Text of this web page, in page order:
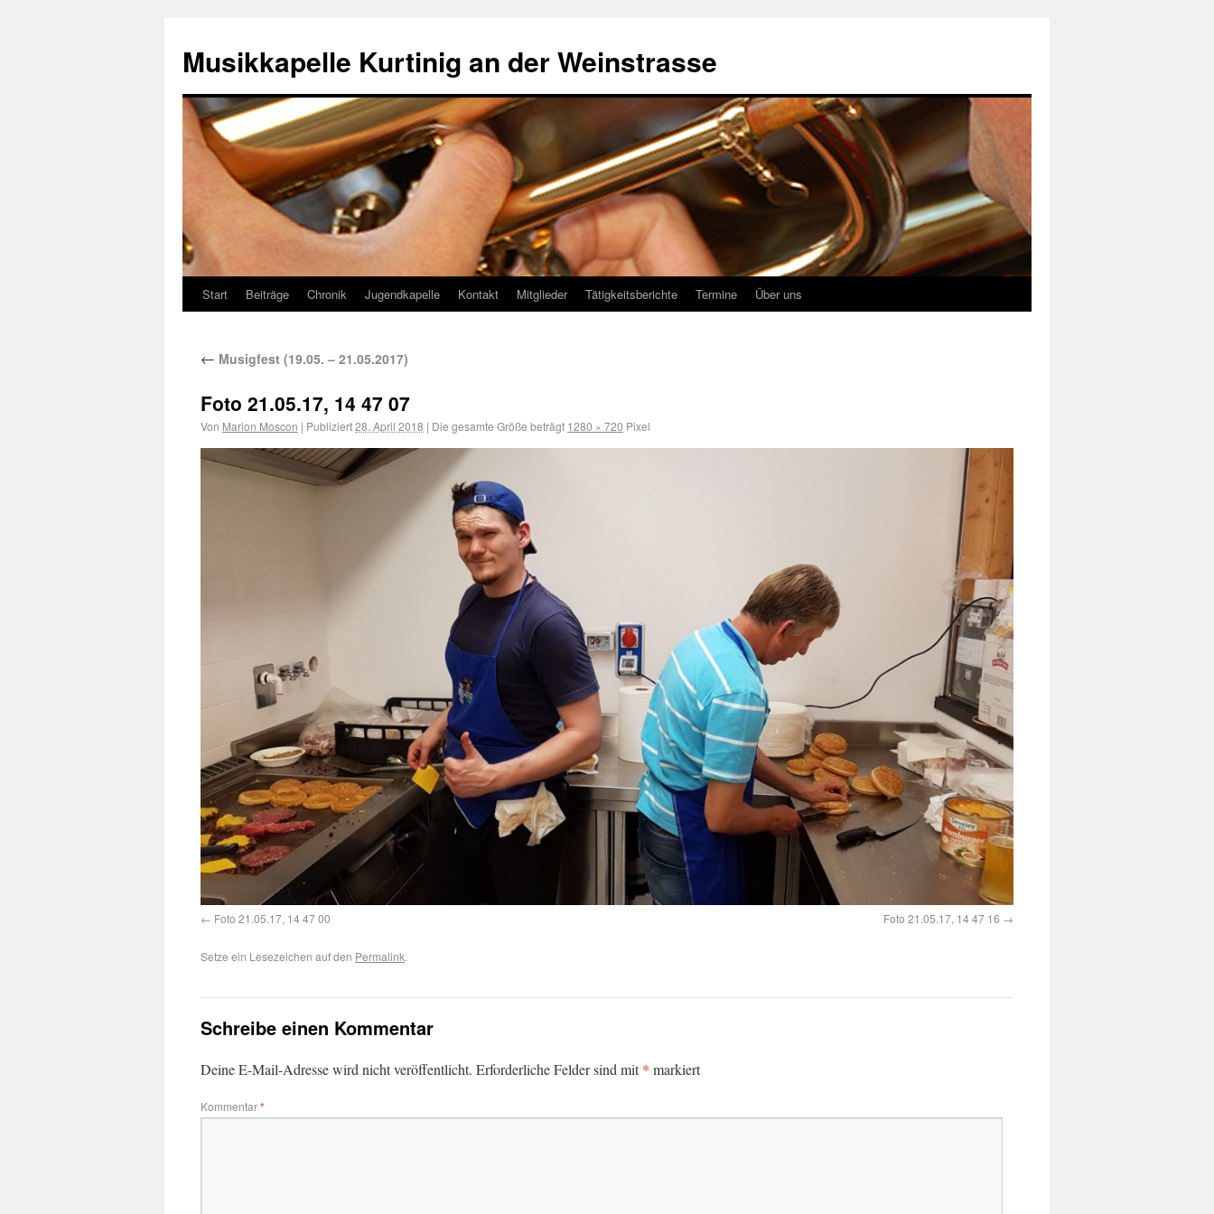
Musikkapelle Kurtinig an der Weinstrasse
Start Beiträge Chronik Jugendkapelle Kontakt Mitglieder Tätigkeitsberichte Termine Über uns
← Musigfest (19.05. – 21.05.2017)
Foto 21.05.17, 14 47 07
Von Marion Moscon | Publiziert28. April 2018 | Die gesamte Größe beträgt 1280 × 720 Pixel
Foto 21.05.17, 14 47 00 Foto 21.05.17, 14 47 16
Setze ein Lesezeichen auf den Permalink.
Schreibe einen Kommentar
Deine E-Mail-Adresse wird nicht veröffentlicht. Erforderliche Felder sind mit* markiert
Kommentar*